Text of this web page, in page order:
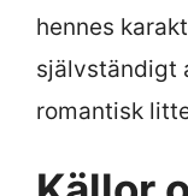
hennes
självständigt
romantisk